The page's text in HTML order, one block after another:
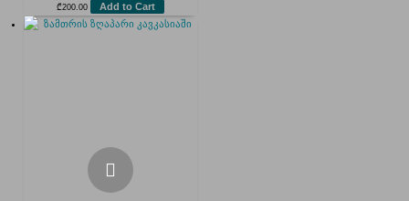
₾200.00 Add to Cart